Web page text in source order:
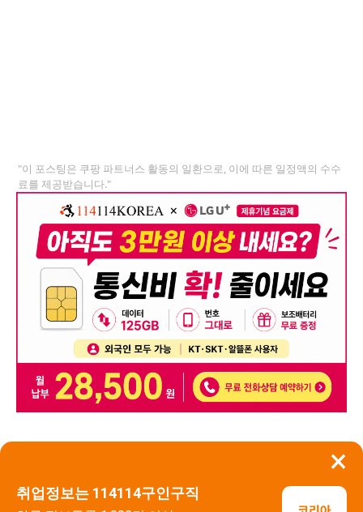
×
취업정보는 114114구인구직
"이 포스팅은 쿠팡 파트너스 활동의 일환으로, 이에 따른 일정액의 수수
료를 제공받습니다."